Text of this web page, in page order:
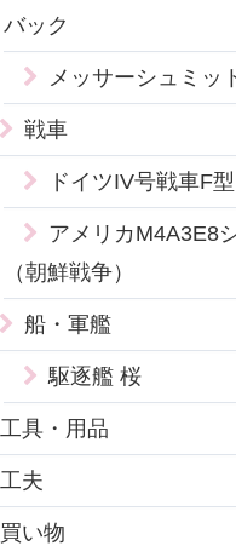
バック
メッサーシュミッ
戦車
ドイツIV号戦車F型
アメリカM4A3E8
（朝鮮戦争）
船・軍艦
駆逐艦 桜
工具・用品
工夫
買い物